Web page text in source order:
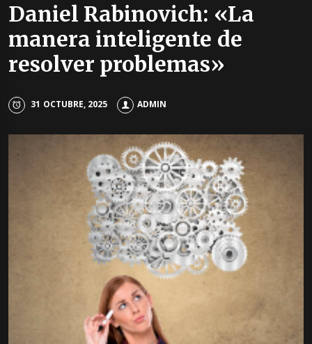
Daniel Rabinovich: «La
manera inteligente de
resolver problemas»
31 OCTUBRE, 2025 ADMIN